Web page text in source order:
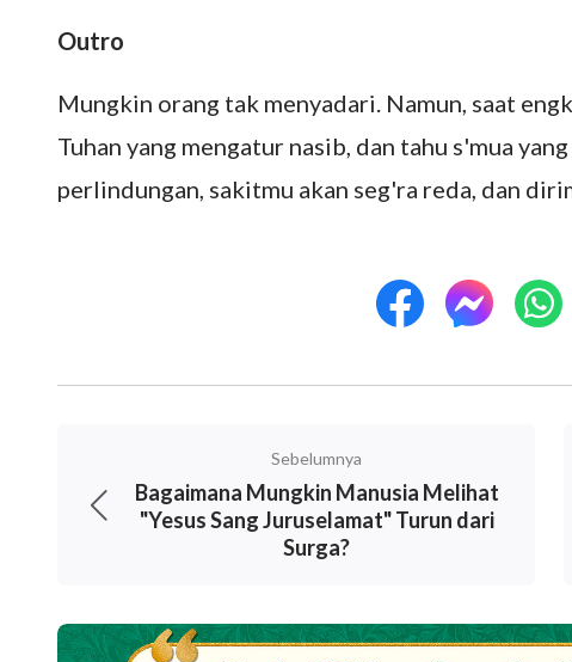
Outro
Mungkin orang tak menyadari. Namun, saat
Tuhan yang mengatur nasib, dan tahu s'mua
perlindungan, sakitmu akan seg'ra reda, dan
Sebelumnya
Bagaimana Mungkin Manusia Melihat
"Yesus Sang Juruselamat" Turun dari
Surga?